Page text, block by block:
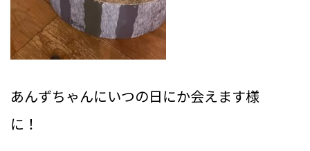
あんずちゃんにいつの日にか会えます様
に！